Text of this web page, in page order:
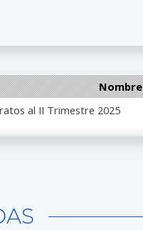
Nombre
al II Trimestre 2025